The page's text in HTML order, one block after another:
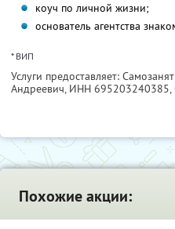
коуч по личной жизни;
основатель агентства
* ВИП
Услуги предоставляет:
Андреевич, ИНН 695203240385,
Похожие акции: